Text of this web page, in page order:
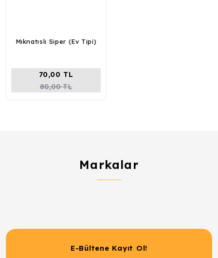
Mıknatıslı Siper (Ev Tipi)
70,00 TL
80,00 TL
Markalar
E-Bültene Kayıt Ol!